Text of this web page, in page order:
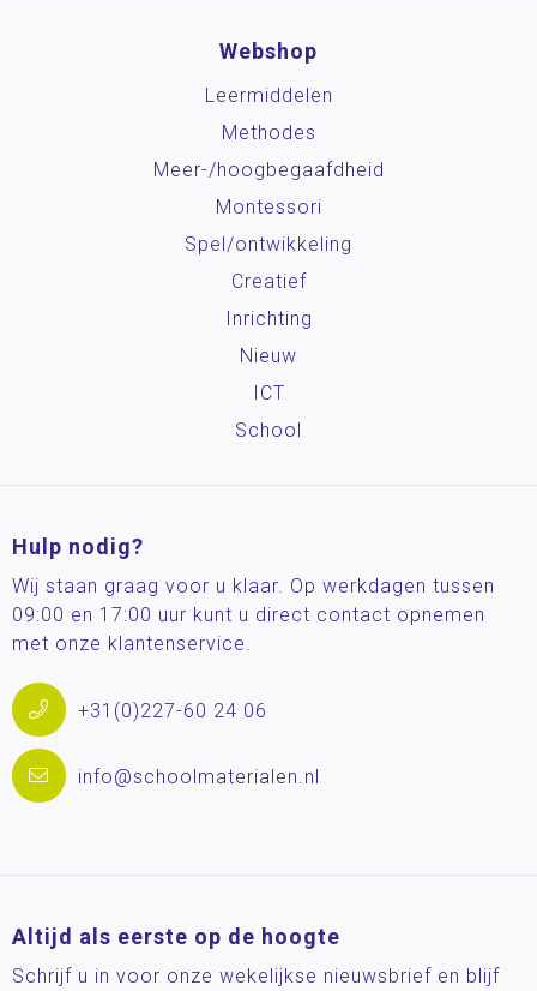
Webshop
Leermiddelen
Methodes
Meer-/hoog­begaafdheid
Montessori
Spel/ontwikkeling
Creatief
Inrichting
Nieuw
ICT
School
Hulp nodig?
Wij staan graag voor u klaar. Op werkdagen tussen
09:00 en 17:00 uur kunt u direct contact opnemen
met onze klantenservice.
+31(0)227-60 24 06
info@schoolmaterialen.nl
Altijd als eerste op de hoogte
Schrijf u in voor onze wekelijkse nieuwsbrief en blijf